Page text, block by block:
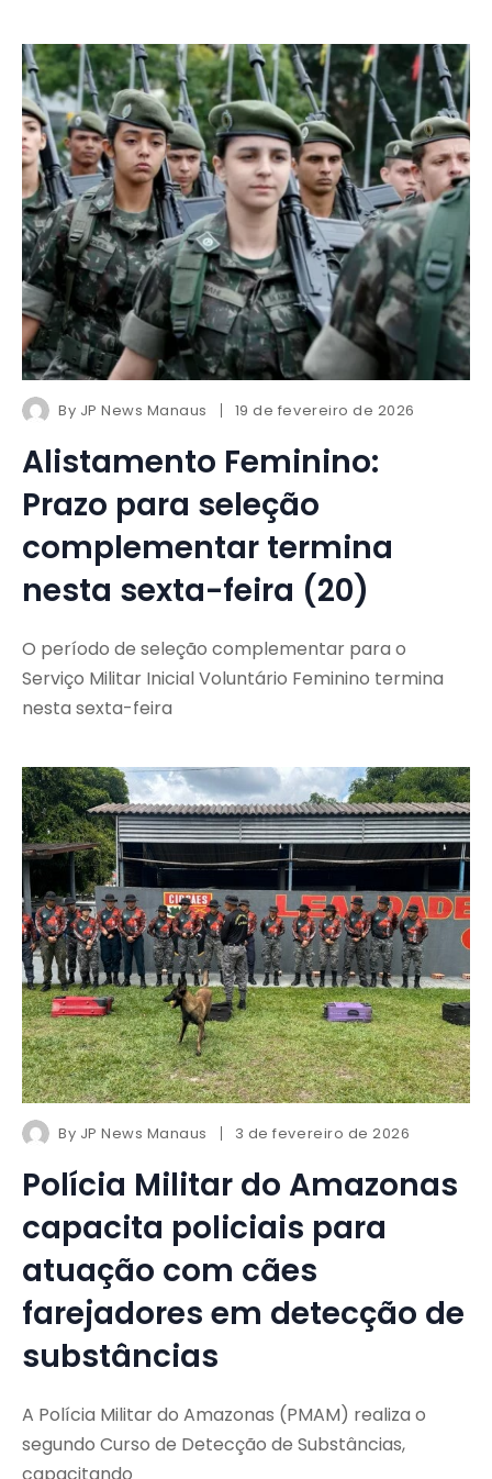
By JP News Manaus 19 de fevereiro de 2026
Alistamento Feminino:
Prazo para seleção
complementar termina
nesta sexta-feira (20)
O período de seleção complementar para o
Serviço Militar Inicial Voluntário Feminino termina
nesta sexta-feira
By JP News Manaus 3 de fevereiro de 2026
Polícia Militar do Amazonas
capacita policiais para
atuação com cães
farejadores em detecção de
substâncias
A Polícia Militar do Amazonas (PMAM) realiza o
segundo Curso de Detecção de Substâncias,